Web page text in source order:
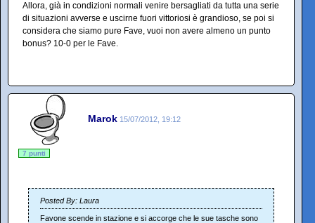
Allora, già in condizioni normali venire bersagliati da tutta una serie
di situazioni avverse e uscirne fuori vittoriosi è grandioso, se poi si
considera che siamo pure Fave, vuoi non avere almeno un punto
bonus? 10-0 per le Fave.
Marok 15/07/2012, 19:12
7 punti
Posted By: Laura
Favone scende in stazione e si accorge che le sue tasche sono